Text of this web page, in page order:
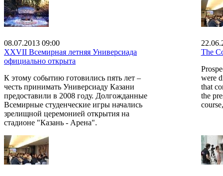
08.07.2013 09:00
XXVII Всемирная летняя Универсиада
официально открыта
К этому событию готовились пять лет –
честь принимать Универсиаду Казани
предоставили в 2008 году. Долгожданные
Всемирные студенческие игры начались
зрелищной церемонией открытия на
стадионе "Казань - Арена".
The
were
that
the